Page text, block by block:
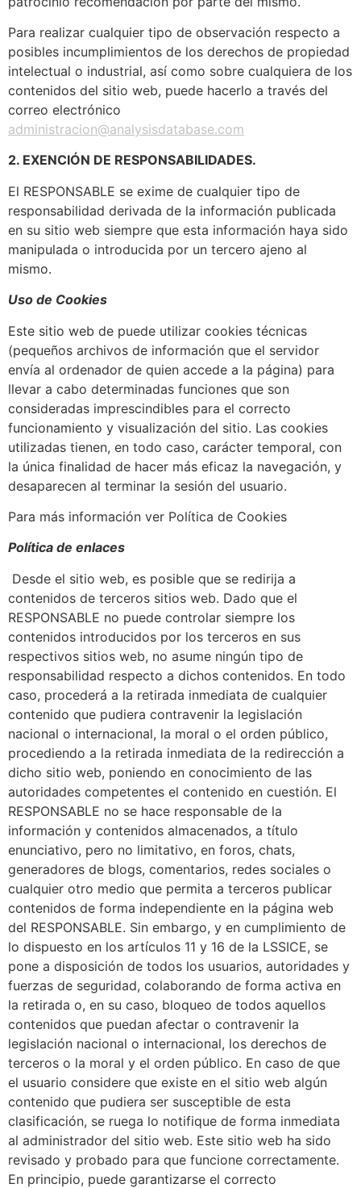
Para realizar cualquier tipo de observación respecto a
posibles incumplimientos de los derechos de propiedad
intelectual o industrial, así como sobre cualquiera de los
contenidos del sitio web, puede hacerlo a través del
correo electrónico
administracion@analysisdatabase.com
2. EXENCIÓN DE RESPONSABILIDADES.
El RESPONSABLE se exime de cualquier tipo de
responsabilidad derivada de la información publicada
en su sitio web siempre que esta información haya sido
manipulada o introducida por un tercero ajeno al
mismo.
Uso de Cookies
Este sitio web de puede utilizar cookies técnicas
(pequeños archivos de información que el servidor
envía al ordenador de quien accede a la página) para
llevar a cabo determinadas funciones que son
consideradas imprescindibles para el correcto
funcionamiento y visualización del sitio. Las cookies
utilizadas tienen, en todo caso, carácter temporal, con
la única finalidad de hacer más eficaz la navegación, y
desaparecen al terminar la sesión del usuario.
Para más información ver Política de Cookies
Política de enlaces
Desde el sitio web, es posible que se redirija a
contenidos de terceros sitios web. Dado que el
RESPONSABLE no puede controlar siempre los
contenidos introducidos por los terceros en sus
respectivos sitios web, no asume ningún tipo de
responsabilidad respecto a dichos contenidos. En todo
caso, procederá a la retirada inmediata de cualquier
contenido que pudiera contravenir la legislación
nacional o internacional, la moral o el orden público,
procediendo a la retirada inmediata de la redirección a
dicho sitio web, poniendo en conocimiento de las
autoridades competentes el contenido en cuestión. El
RESPONSABLE no se hace responsable de la
información y contenidos almacenados, a título
enunciativo, pero no limitativo, en foros, chats,
generadores de blogs, comentarios, redes sociales o
cualquier otro medio que permita a terceros publicar
contenidos de forma independiente en la página web
del RESPONSABLE. Sin embargo, y en cumplimiento de
lo dispuesto en los artículos 11 y 16 de la LSSICE, se
pone a disposición de todos los usuarios, autoridades y
fuerzas de seguridad, colaborando de forma activa en
la retirada o, en su caso, bloqueo de todos aquellos
contenidos que puedan afectar o contravenir la
legislación nacional o internacional, los derechos de
terceros o la moral y el orden público. En caso de que
el usuario considere que existe en el sitio web algún
contenido que pudiera ser susceptible de esta
clasificación, se ruega lo notifique de forma inmediata
al administrador del sitio web. Este sitio web ha sido
revisado y probado para que funcione correctamente.
En principio, puede garantizarse el correcto